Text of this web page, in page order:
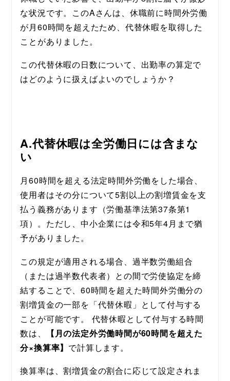
な状況です。このAさんは、休職前に時間外労働
が月60時間を超えたため、代替休暇を取得した
ことがありました。
この代替休暇の日数について、出勤率の算定で
はどのように扱えばよいのでしょうか？
A.代替休暇は全労働日には含まな
い
月60時間を超える法定時間外労働をした場合、
使用者はその分について5割以上の割増賃金を支
払う義務があります（労働基準法第37条第1
項）。ただし、中小企業には令和5年4月まで猶
予がありました。
この規定が適用される場合、過半数労働組合
（または過半数代表者）との間で労使協定を締
結することで、60時間を超えた時間外労働分の
割増賃金の一部を「代替休暇」として付与する
ことが可能です。 代替休暇として付与する時間
数は、
【月の法定外労働時間が60時間を超えた
分×換算率】 で計算します。
換算率は、割増賃金の割合に応じて設定されま